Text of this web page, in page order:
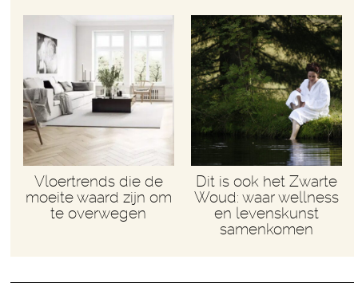
Vloertrends die de
moeite waard zijn om
te overwegen
Dit is ook het Zwarte
Woud: waar wellness
en levenskunst
samenkomen